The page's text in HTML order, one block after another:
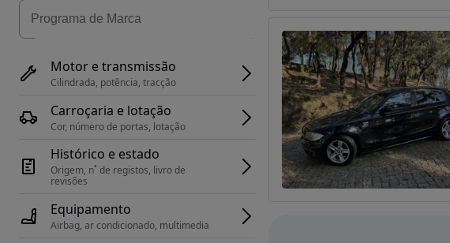
Motor e transmissão
Cilindrada, potência, tracção
Carroçaria e lotação
Cor, número de portas, lotação
Histórico e estado
Origem, n˚ de registos, livro de
revisões
Equipamento
Airbag, ar condicionado, multimedia